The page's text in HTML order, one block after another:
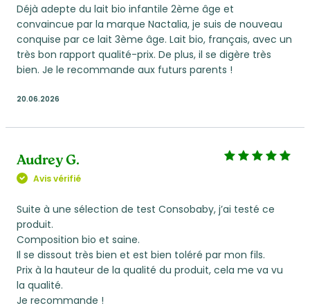
Déjà adepte du lait bio infantile 2ème âge et
convaincue par la marque Nactalia, je suis de nouveau
conquise par ce lait 3ème âge. Lait bio, français, avec un
très bon rapport qualité-prix. De plus, il se digère très
bien. Je le recommande aux futurs parents !
20.06.2026
Audrey G.
Avis vérifié
Suite à une sélection de test Consobaby, j’ai testé ce
produit.
Composition bio et saine.
Il se dissout très bien et est bien toléré par mon fils.
Prix à la hauteur de la qualité du produit, cela me va vu
la qualité.
Je recommande !